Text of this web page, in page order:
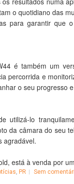
o quotidiano das
para garantir
é também um
percorrida e
o seu progresso
utilizá-lo
da câmara do seu
agradável.
está à venda por
, PR Sem